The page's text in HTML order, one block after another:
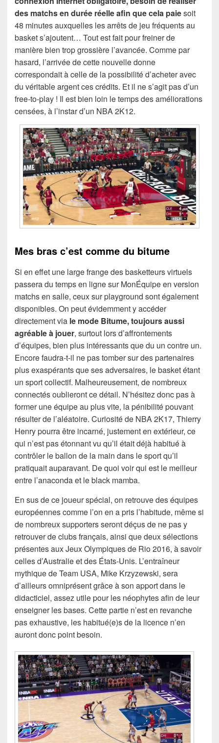
des matchs en durée réelle afin que cela paiesoit
48 minutes auxquelles les arrêts de jeu fréquents au
basket s’ajoutent… Tout est fait pour freiner de
manière bien trop grossière l’avancée. Comme par
hasard, l’arrivée de cette nouvelle donne
correspondait à celle de la possibilité d’acheter avec
du véritable argent ces crédits. Et il ne s’agit pas d’un
free-to-play ! Il est bien loin le temps des améliorations
censées, à l’instar d’un NBA 2K12.
Mes bras c’est comme du bitume
Si en effet une large frange des basketteurs virtuels
passera du temps en ligne sur MonÉquipe en version
matchs en salle, ceux sur playground sont également
disponibles. On peut évidemment y accéder
directement via le mode Bitume, toujours aussi
agréable à jouer, surtout lors d’affrontements
d’équipes, bien plus intéressants que du un contre un.
Encore faudra-t-il ne pas tomber sur des partenaires
plus exaspérants que ses adversaires, le basket étant
un sport collectif. Malheureusement, de nombreux
connectés oublieront ce détail. N’hésitez donc pas à
former une équipe au plus vite, la pénibilité pouvant
résulter de l’aléatoire. Curiosité de NBA 2K17, Thierry
Henry pourra être incarné, justement en extérieur, ce
qui n’est pas étonnant vu qu’il était déjà habitué à
contrôler le ballon de la main dans le sport qu’il
pratiquait auparavant. De quoi voir qui est le meilleur
entre l’anaconda et le black mamba.
En sus de ce joueur spécial, on retrouve des équipes
européennes comme l’on en a pris l’habitude, même si
de nombreux supporters seront déçus de ne pas y
retrouver de clubs français, ainsi que deux sélections
présentes aux Jeux Olympiques de Rio 2016, à savoir
celles d’Australie et des États-Unis. L’entraîneur
mythique de Team USA, Mike Krzyzewski, sera
d’ailleurs omniprésent grâce à son apport dans le
didacticiel, assez utile pour les néophytes afin de leur
enseigner les bases. Cette partie n’est en revanche
pas exhaustive, les habitué(e)s de la licence n’en
auront donc point besoin.